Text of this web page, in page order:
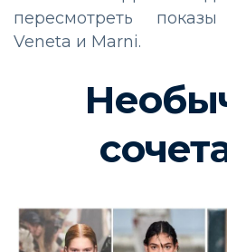
пересмотреть
Veneta и Marni.